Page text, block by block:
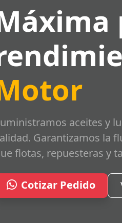
aceites y
Garantizamos la
flotas, repuesteras y
Cotizar Pedido